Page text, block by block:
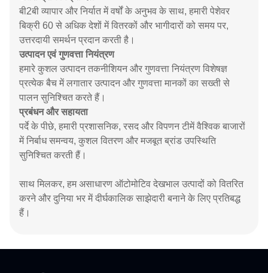
बी2बी व्यापार और निर्यात में वर्षों के अनुभव के साथ, हमारी पेशेवर
बिक्री 60 से अधिक देशों में वितरकों और भागीदारों को समय पर,
उत्तरदायी समर्थन प्रदान करती है।
उत्पादन एवं गुणवत्ता नियंत्रण
हमारे कुशल उत्पादन तकनीशियन और गुणवत्ता नियंत्रण विशेषज्ञ
प्रत्येक बैच में लगातार उत्पादन और गुणवत्ता मानकों का सख्ती से
पालन सुनिश्चित करते हैं।
प्रबंधन और सहायता
पर्दे के पीछे, हमारी प्रशासनिक, रसद और विपणन टीमें वैश्विक बाजारों
में निर्बाध समन्वय, कुशल वितरण और मजबूत ब्रांड उपस्थिति
सुनिश्चित करती हैं।
साथ मिलकर, हम असाधारण ऑटोमोटिव देखभाल उत्पादों को वितरित
करने और दुनिया भर में दीर्घकालिक साझेदारी बनाने के लिए प्रतिबद्ध
हैं।